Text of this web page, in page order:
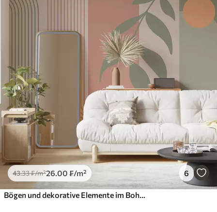
43.33₣/m²26.00 ₣/m² 6
Bögen und dekorative Elemente im Boho-Stil